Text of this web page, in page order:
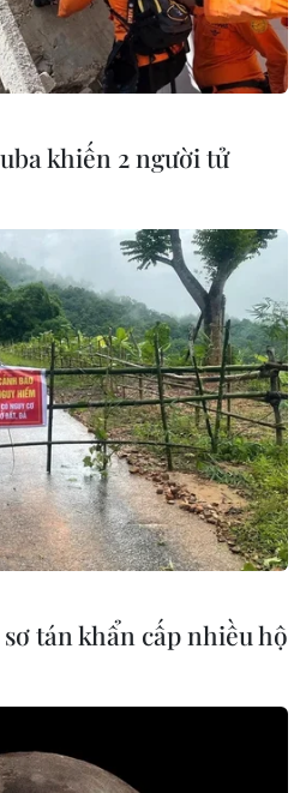
khiến 2 người tử
tán khẩn cấp nhiều hộ